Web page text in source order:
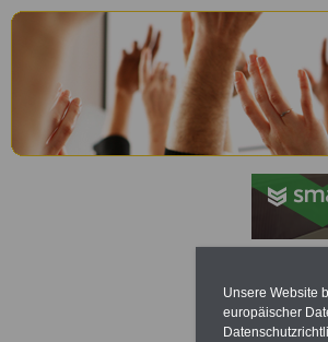
Vorteile
Unsere Website
europäischer